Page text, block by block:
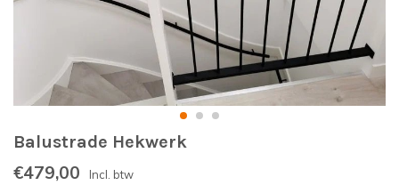
Balustrade Hekwerk
€479,00 Incl. btw